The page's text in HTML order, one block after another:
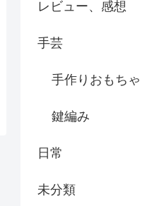
レビュー、感想
手芸
手作りおもちゃ
鍵編み
日常
未分類